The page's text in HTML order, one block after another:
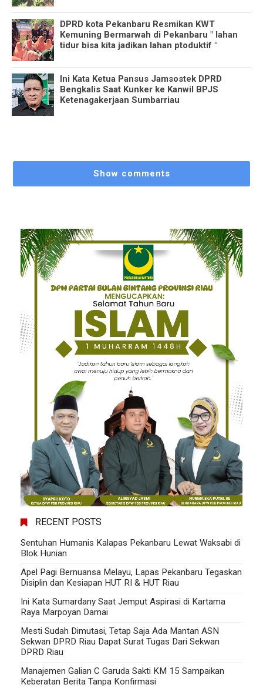
DPRD kota Pekanbaru Resmikan KWT
Kemuning Bermarwah di Pekanbaru " lahan
tidur bisa kita jadikan lahan ptoduktif "
Ini Kata Ketua Pansus Jamsostek DPRD
Bengkalis Saat Kunker ke Kanwil BPJS
Ketenagakerjaan Sumbarriau
Show comments
RECENT POSTS
Sentuhan Humanis Kalapas Pekanbaru Lewat Waksabi di
Blok Hunian
Apel Pagi Bernuansa Melayu, Lapas Pekanbaru Tegaskan
Disiplin dan Kesiapan HUT RI & HUT Riau
Ini Kata Sumardany Saat Jemput Aspirasi di Kartama
Raya Marpoyan Damai
Mesti Sudah Dimutasi, Tetap Saja Ada Mantan ASN
Sekwan DPRD Riau Dapat Surat Tugas Dari Sekwan
DPRD Riau
Manajemen Galian C Garuda Sakti KM 15 Sampaikan
Keberatan Berita Tanpa Konfirmasi